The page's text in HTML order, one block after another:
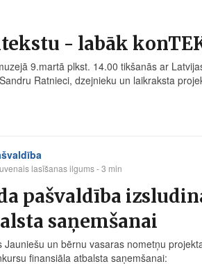
- labāk
9.martā plkst. 14.00 tikšanās ar
Ratnieci, dzejnieku un laikraksta
lasīšanas ilgums - 3 min
pašvaldība
saņemšanai
un bērnu vasaras nometņu
finansiāla atbalsta saņemšanai: